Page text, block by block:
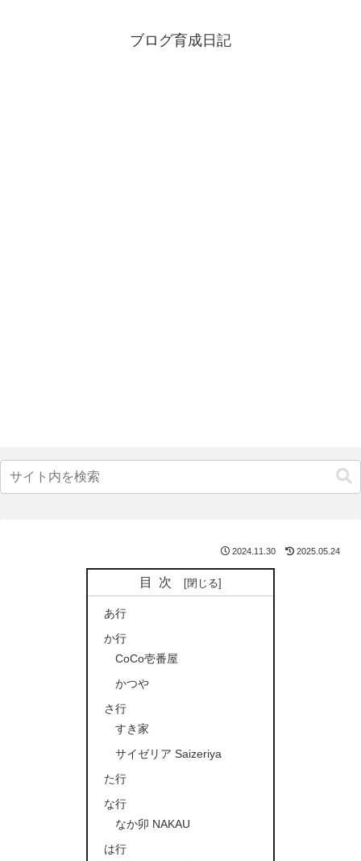
ブログ育成日記
2024.11.30 2025.05.24
目次
あ行
か行
CoCo壱番屋
かつや
さ行
すき家
サイゼリア Saizeriya
た行
な行
なか卯 NAKAU
は行